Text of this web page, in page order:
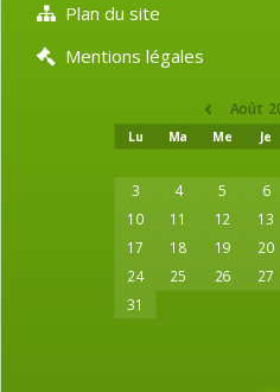
Plan du site
Mentions légales
Août
Lu Ma Me Je
3 4 5 6
10 11 12 13
17
18 19 20
24
25 26 27
31